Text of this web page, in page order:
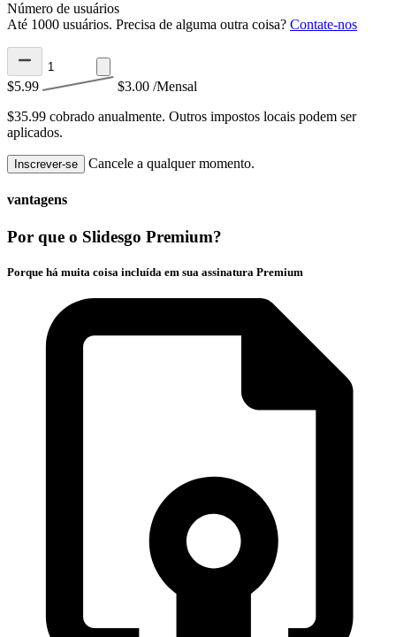
Número de usuários
Até 1000 usuários. Precisa de alguma outra coisa? Contate-nos
$5.99 $3.00 /Mensal
$35.99 cobrado anualmente. Outros impostos locais podem ser
aplicados.
Inscrever-se Cancele a qualquer momento.
vantagens
Por que o Slidesgo Premium?
Porque há muita coisa incluída em sua assinatura Premium